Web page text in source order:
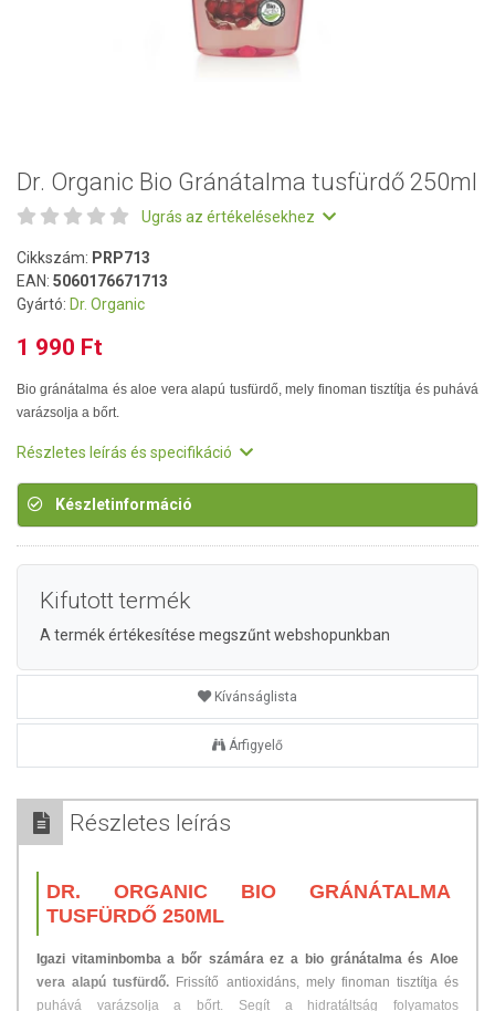
Dr. Organic Bio Gránátalma tusfürdő 250ml
Ugrás az értékelésekhez
Cikkszám: PRP713
EAN: 5060176671713
Gyártó: Dr. Organic
1 990 Ft
Bio gránátalma és aloe vera alapú tusfürdő, mely finoman tisztítja és puhává
varázsolja a bőrt.
Részletes leírás és specifikáció
Készletinformáció
Kifutott termék
A termék értékesítése megszűnt webshopunkban
Kívánságlista
Árfigyelő
Részletes leírás
DR. ORGANIC BIO GRÁNÁTALMA
TUSFÜRDŐ 250ML
Igazi vitaminbomba a bőr számára ez a bio gránátalma és Aloe
vera alapú tusfürdő. Frissítő antioxidáns, mely finoman tisztítja és
puhává varázsolja a bőrt. Segít a hidratáltság folyamatos